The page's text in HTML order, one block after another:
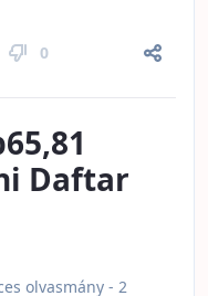
0
Daftar
olvasmány - 2